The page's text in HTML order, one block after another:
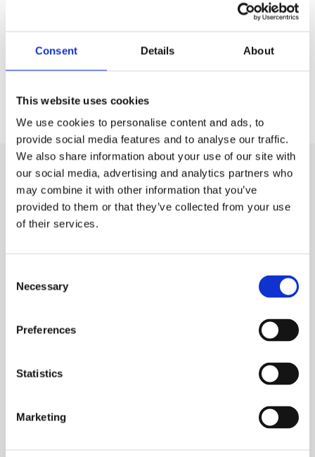
Consent Details About
This website uses cookies
We use cookies to personalise content and ads, to
provide social media features and to analyse our traffic.
We also share information about your use of our site with
our social media, advertising and analytics partners who
may combine it with other information that you’ve
provided to them or that they’ve collected from your use
of their services.
Selection
Necessary
Preferences
Statistics
Marketing
I kit di analisi CTX servono per conoscere in qualsiasi
La nostra gamma di prodotti